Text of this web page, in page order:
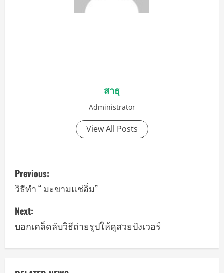
สาธุ
Administrator
View All Posts
P
o
s
t
n
Previous:
วิธีทำ “ มะขามแช่อิ่ม”
Next:
บอกเคล็ดลับวิธีถ่ายรูปให้ดูสวยปังเวอร์